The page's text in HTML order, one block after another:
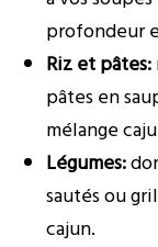
profondeur
Riz et pâtes:
pâtes en
mélange
Légumes:
sautés ou
cajun.